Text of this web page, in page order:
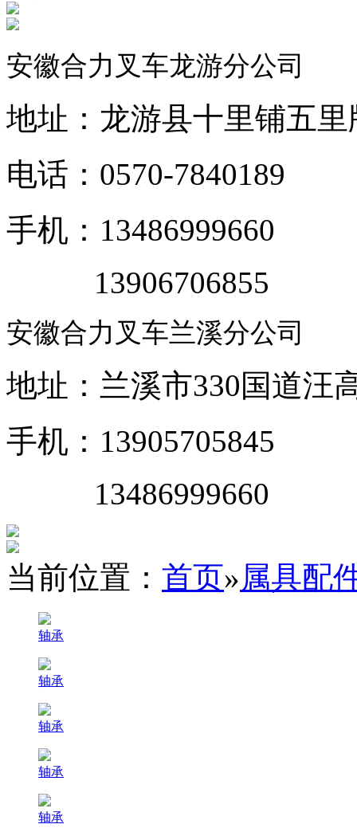
安徽合力叉车龙游分公司
地址：龙游县十里铺五里
电话：0570-7840189
手机：13486999660
13906706855
安徽合力叉车兰溪分公司
地址：兰溪市330国道汪
手机：13905705845
13486999660
当前位置： 首页»属具配
轴承
轴承
轴承
轴承
轴承